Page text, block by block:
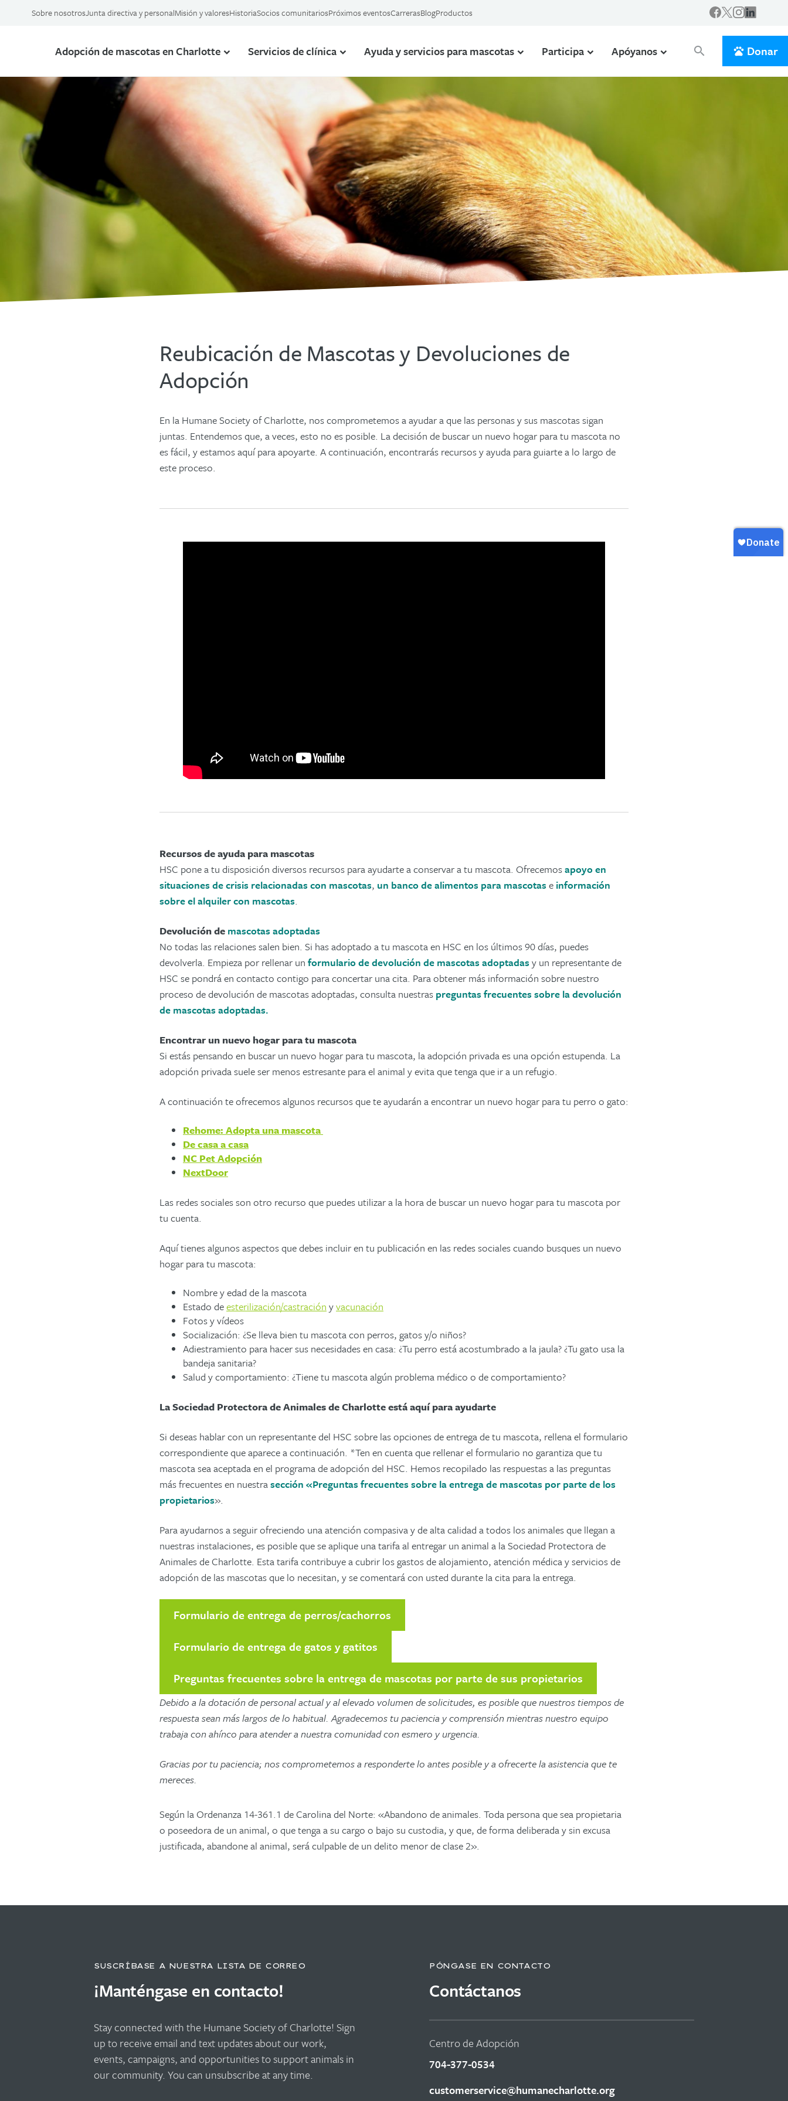
Sobre nosotrosJunta directiva y personalMisión y valoresHistoriaSocios comunitariosPróximos eventosCarrerasBlogProductos
Adopción de mascotas en Charlotte Servicios de clínica Ayuda y servicios para mascotas Participa Apóyanos search Donar
Reubicación de Mascotas y Devoluciones de
Adopción
En la Humane Society of Charlotte, nos comprometemos a ayudar a que las personas y sus mascotas sigan
juntas. Entendemos que, a veces, esto no es posible. La decisión de buscar un nuevo hogar para tu mascota no
es fácil, y estamos aquí para apoyarte. A continuación, encontrarás recursos y ayuda para guiarte a lo largo de
este proceso.
Recursos de ayuda para mascotas
HSC pone a tu disposición diversos recursos para ayudarte a conservar a tu mascota. Ofrecemosapoyo en
situaciones de crisis relacionadas con mascotas, un banco de alimentos para mascotase información
sobre el alquiler con mascotas.
Devolución de mascotas adoptadas
No todas las relaciones salen bien. Si has adoptado a tu mascota en HSC en los últimos 90 días, puedes
devolverla. Empieza por rellenar un formulario de devolución de mascotas adoptadasy un representante de
HSC se pondrá en contacto contigo para concertar una cita. Para obtener más información sobre nuestro
proceso de devolución de mascotas adoptadas, consulta nuestras preguntas frecuentes sobre la devolución
de mascotas adoptadas.
Encontrar un nuevo hogar para tu mascota
Si estás pensando en buscar un nuevo hogar para tu mascota, la adopción privadaes una opción estupenda. La
adopción privada suele ser menos estresante para el animal y evita que tenga que ir a un refugio.
A continuación te ofrecemos algunos recursos que te ayudarán a encontrar un nuevo hogar para tu perro o gato:
Rehome: Adopta una mascota
De casa a casa
NC PetAdopción
NextDoor
Las redes sociales son otro recurso que puedes utilizar a la hora de buscar un nuevo hogar para tu mascota por
tu cuenta.
Aquí tienes algunos aspectos que debes incluir en tu publicación en las redes sociales cuando busques un nuevo
hogar para tu mascota:
Nombrey edad de la mascota
Estado deesterilización/castración yvacunación
Fotos y vídeos
Socialización: ¿Se lleva bien tu mascota con perros, gatos y/o niños?
Adiestramiento para hacer sus necesidades en casa: ¿Tu perro está acostumbrado a la jaula? ¿Tu gato usa la
bandeja sanitaria?
Salud y comportamiento: ¿Tiene tu mascota algún problema médico o de comportamiento?
La Sociedad Protectora de Animales de Charlotte está aquí para ayudarte
Si deseas hablar con un representante del HSC sobre las opciones de entrega de tu mascota, rellena el formulario
correspondiente que aparece a continuación. *Ten en cuenta que rellenar el formulario no garantiza que tu
mascota sea aceptada en el programa de adopción del HSC. Hemos recopilado las respuestas a las preguntas
más frecuentes en nuestrasección «Preguntas frecuentes sobre la entrega de mascotas por parte de los
propietarios».
Para ayudarnos a seguir ofreciendo una atención compasiva y de alta calidad a todos los animales que llegan a
nuestras instalaciones, es posible que se aplique una tarifa al entregar un animal a la Sociedad Protectora de
Animales de Charlotte. Esta tarifa contribuye a cubrir los gastos de alojamiento, atención médica y servicios de
adopción de las mascotas que lo necesitan, y se comentará con usted durante la cita para la entrega.
Formulario de entrega de perros/cachorros
Formulario de entrega de gatos y gatitos
Preguntas frecuentes sobre la entrega de mascotas por parte de sus propietarios
Debido a la dotación de personal actual y al elevado volumen de solicitudes, es posible que nuestros tiempos de
respuesta sean más largos de lo habitual. Agradecemos tu paciencia y comprensión mientras nuestro equipo
trabaja con ahínco para atender a nuestra comunidad con esmero y urgencia.
Gracias por tu paciencia; nos comprometemos a responderte lo antes posible y a ofrecerte la asistencia que te
mereces.
Según la Ordenanza 14-361.1 de Carolina del Norte: «Abandono de animales. Toda persona que sea propietaria
o poseedora de un animal, o que tenga a su cargo o bajo su custodia, y que, de forma deliberada y sin excusa
justificada, abandone al animal, será culpable de un delito menor de clase 2».
SUSCRÍBASE A NUESTRA LISTA DE CORREO
¡Manténgase en contacto!
Stay connected with the Humane Society of Charlotte! Sign
up to receive email and text updates about our work,
events, campaigns, and opportunities to support animals in
our community. You can unsubscribe at any time.
PÓNGASE EN CONTACTO
Contáctanos
Centro de Adopción
704-377-0534
customerservice@humanecharlotte.org